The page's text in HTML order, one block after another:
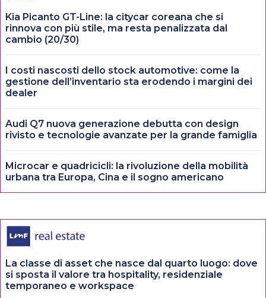
Kia Picanto GT-Line: la citycar coreana che si
rinnova con più stile, ma resta penalizzata dal
cambio (20/30)
I costi nascosti dello stock automotive: come la
gestione dell’inventario sta erodendo i margini dei
dealer
Audi Q7 nuova generazione debutta con design
rivisto e tecnologie avanzate per la grande famiglia
Microcar e quadricicli: la rivoluzione della mobilità
urbana tra Europa, Cina e il sogno americano
La classe di asset che nasce dal quarto luogo: dove
si sposta il valore tra hospitality, residenziale
temporaneo e workspace